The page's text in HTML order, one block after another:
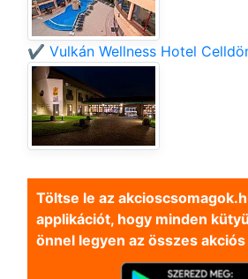
✔️ Vulkán Wellness Hotel
Töltse le az
applikációt, hogy minden
önnel legyen az összes akciós